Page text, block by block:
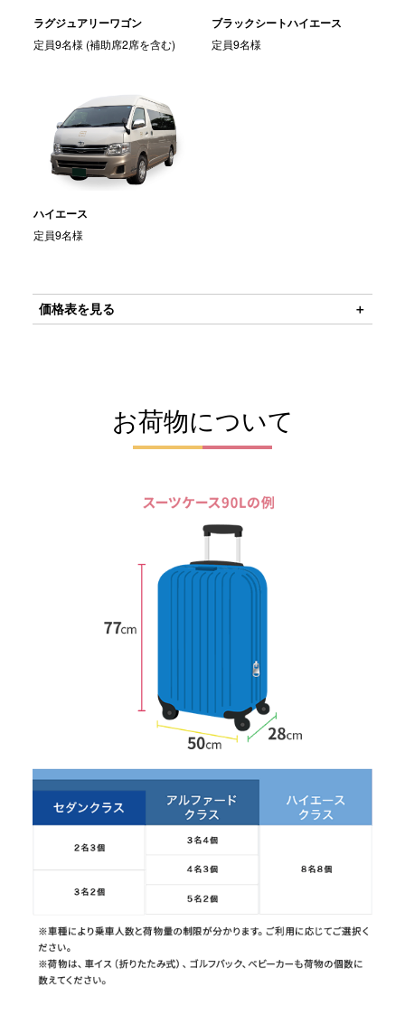
ラグジュアリーワゴン
定員9名様 (補助席2席を含む)
ブラックシートハイエース
定員9名様
ハイエース
定員9名様
価格表を見る
お荷物について